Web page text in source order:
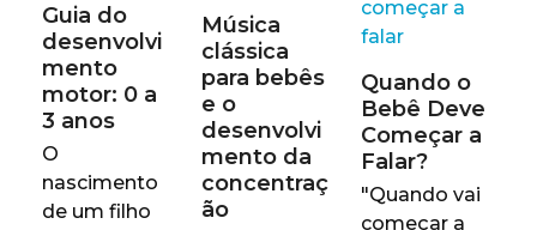
Guia do
desenvolvi
mento
motor: 0 a
3 anos
O
nascimento
de um filho
Música
clássica
para bebês
e o
desenvolvi
mento da
concentraç
ão
Quando o
Bebê Deve
Começar a
Falar?
"Quando vai
começar a